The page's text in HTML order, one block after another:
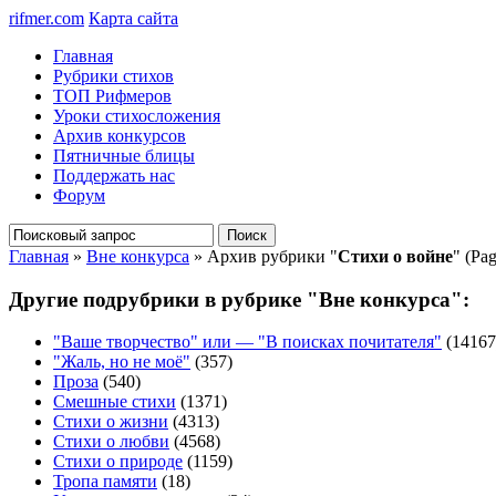
rifmer.com Карта сайта
Главная
Рубрики стихов
ТОП Рифмеров
Уроки стихосложения
Архив конкурсов
Пятничные блицы
Поддержать нас
Форум
Главная » Вне конкурса » Архив рубрики "Стихи о войне"
Другие подрубрики в рубрике "Вне конкурса":
"Ваше творчество" или — "В поисках почитателя"
"Жаль, но не моё" (357)
Проза (540)
Смешные стихи (1371)
Стихи о жизни (4313)
Стихи о любви (4568)
Стихи о природе (1159)
Тропа памяти (18)